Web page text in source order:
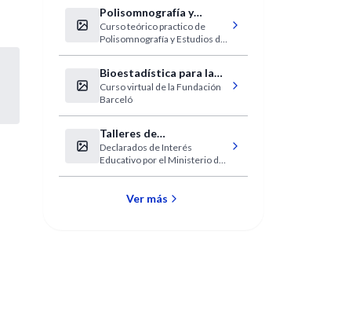
Polisomnografía y
Estudios del Sueño
Curso teórico practico de
Polisomnografía y Estudios del
Bioestadística para la
investigación básica y
clínica
Curso virtual de la Fundación
Barceló
Talleres de
Fonoaudiología
Declarados de Interés
Educativo por el Ministerio de
Ver más